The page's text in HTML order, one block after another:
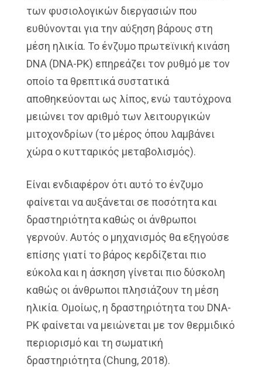
των φυσιολογικών διεργασιών που
ευθύνονται για την αύξηση βάρους στη
μέση ηλικία. Το ένζυμο πρωτεϊνική κινάση
DNA (DNA-PK) επηρεάζει τον ρυθμό με τον
οποίο τα θρεπτικά συστατικά
αποθηκεύονται ως λίπος, ενώ ταυτόχρονα
μειώνει τον αριθμό των λειτουργικών
μιτοχονδρίων (το μέρος όπου λαμβάνει
χώρα ο κυτταρικός μεταβολισμός).
Είναι ενδιαφέρον ότι αυτό το ένζυμο
φαίνεται να αυξάνεται σε ποσότητα και
δραστηριότητα καθώς οι άνθρωποι
γερνούν. Αυτός ο μηχανισμός θα εξηγούσε
επίσης γιατί το βάρος κερδίζεται πιο
εύκολα και η άσκηση γίνεται πιο δύσκολη
καθώς οι άνθρωποι πλησιάζουν τη μέση
ηλικία. Ομοίως, η δραστηριότητα του DNA-
PK φαίνεται να μειώνεται με τον θερμιδικό
περιορισμό και τη σωματική
δραστηριότητα (Chung, 2018).